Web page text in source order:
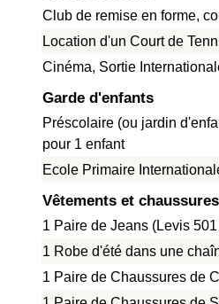
Club de remise en forme,
Location d'un Court de
Cinéma, Sortie
Garde d'enfants
Préscolaire (ou jardin
pour 1 enfant
Ecole Primaire
Vêtements et chaussures
1 Paire de Jeans (Levis
1 Robe d'été dans une
1 Paire de Chaussures de